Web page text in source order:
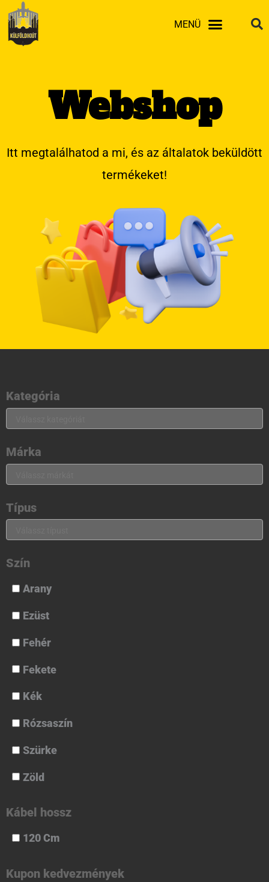
Skip
to
MENÜ
Webshop
Itt megtalálhatod a mi, és az általatok beküldött
termékeket!
Kategória
Márka
Típus
Szín
Arany
Ezüst
Fehér
Fekete
Kék
Rózsaszín
Szürke
Zöld
Kábel hossz
120 Cm
Kupon kedvezmények